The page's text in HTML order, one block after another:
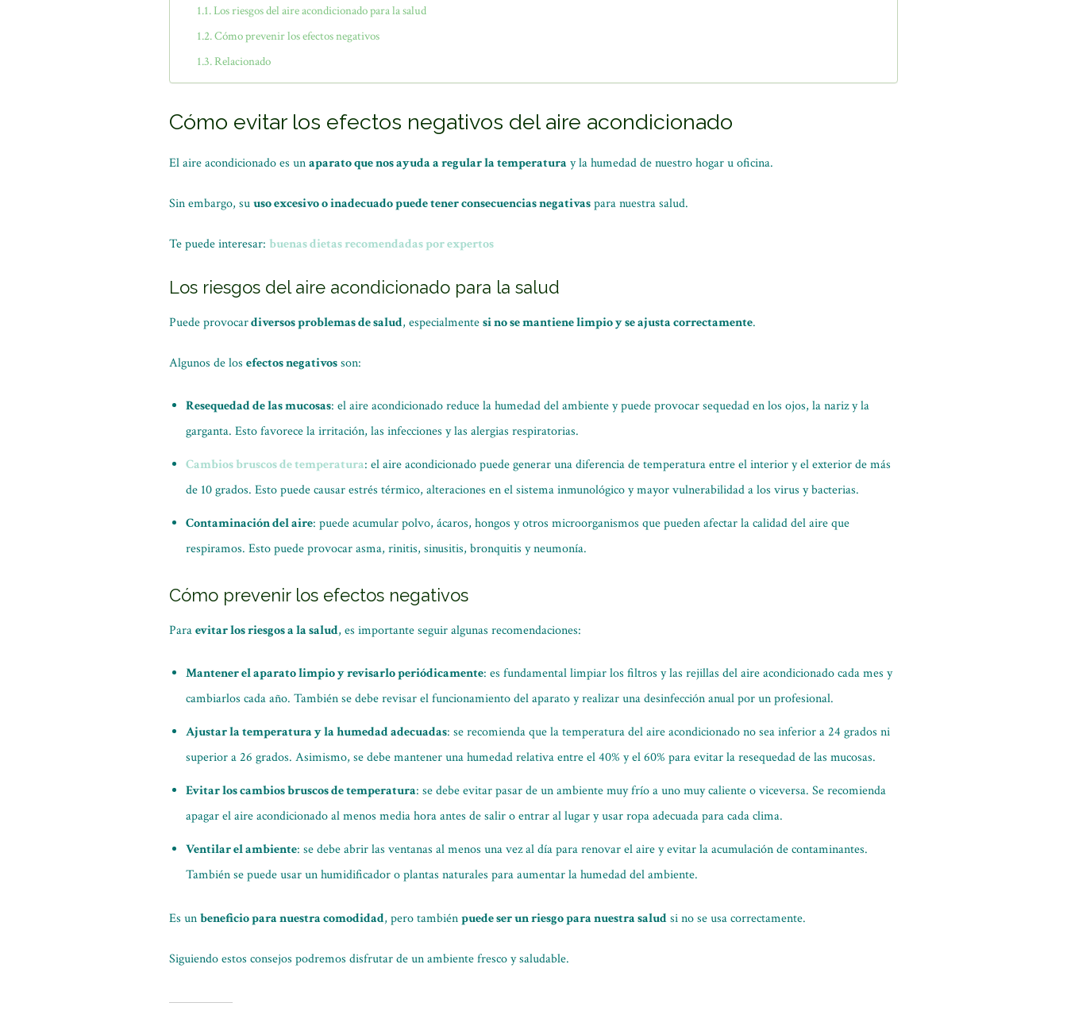
Los riesgos del aire acondicionado para la salud
Cómo prevenir los efectos negativos
Relacionado
Cómo evitar los efectos negativos del aire acondicionado
El aire acondicionado es unaparato que nos ayuda a regular la temperatura y la humedad de nuestro hogar u oficina.
Sin embargo, suuso excesivo o inadecuado puede tener consecuencias negativaspara nuestra salud.
Te puede interesar: buenas dietas recomendadas por expertos
Los riesgos del aire acondicionado para la salud
Puede provocardiversos problemas de salud, especialmentesi no se mantiene limpio y se ajusta correctamente.
Algunos de los efectos negativosson:
Resequedad de las mucosas: el aire acondicionado reduce la humedad del ambiente y puede provocar sequedad en los ojos, la nariz y la
garganta. Esto favorece la irritación, las infecciones y las alergias respiratorias.
Cambios bruscos de temperatura: el aire acondicionado puede generar una diferencia de temperatura entre el interior y el exterior de más
de 10 grados. Esto puede causar estrés térmico, alteraciones en el sistema inmunológico y mayor vulnerabilidad a los virus y bacterias.
Contaminación del aire: puede acumular polvo, ácaros, hongos y otros microorganismos que pueden afectar la calidad del aire que
respiramos. Esto puede provocar asma, rinitis, sinusitis, bronquitis y neumonía.
Cómo prevenir los efectos negativos
Paraevitar los riesgos a la salud, es importante seguir algunas recomendaciones:
Mantener el aparato limpio y revisarlo periódicamente: es fundamental limpiar los filtros y las rejillas del aire acondicionado cada mes y
cambiarlos cada año. También se debe revisar el funcionamiento del aparato y realizar una desinfección anual por un profesional.
Ajustar la temperatura y la humedad adecuadas: se recomienda que la temperatura del aire acondicionado no sea inferior a 24 grados ni
superior a 26 grados. Asimismo, se debe mantener una humedad relativa entre el 40% y el 60% para evitar la resequedad de las mucosas.
Evitar los cambios bruscos de temperatura: se debe evitar pasar de un ambiente muy frío a uno muy caliente o viceversa. Se recomienda
apagar el aire acondicionado al menos media hora antes de salir o entrar al lugar y usar ropa adecuada para cada clima.
Ventilar el ambiente: se debe abrir las ventanas al menos una vez al día para renovar el aire y evitar la acumulación de contaminantes.
También se puede usar un humidificador o plantas naturales para aumentar la humedad del ambiente.
Es unbeneficio para nuestra comodidad, pero tambiénpuede ser un riesgo para nuestra saludsi no se usa correctamente.
Siguiendo estos consejos podremos disfrutar de un ambiente fresco y saludable.